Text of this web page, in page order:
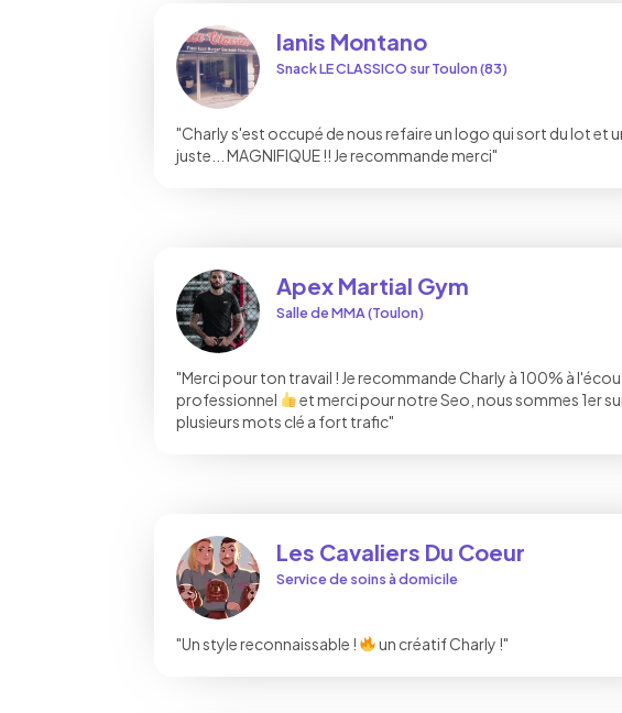
Ianis Montano
Snack LE CLASSICO sur Toulon (83)
"Charly s'est occupé de nous refaire un logo qui sort du lot et
juste... MAGNIFIQUE !! Je recommande merci"
Apex Martial Gym
Salle de MMA (Toulon)
"Merci pour ton travail ! Je recommande Charly à 100% à
professionnel
et merci pour notre Seo, nous sommes 1er
plusieurs mots clé a fort trafic"
Les Cavaliers Du Coeur
Service de soins à domicile
"Un style reconnaissable ! un créatif Charly !"